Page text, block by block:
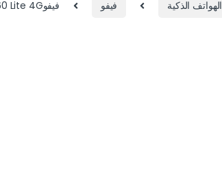
الهواتف الذكية فيفو فيفوV60 Lite 4G سعة 256 جيجا رام 4 جيجا | بطارية 6500mAh وشحن 90W – أفضل قيمة في الفئة الاقتصادية